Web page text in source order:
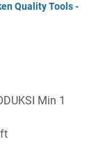
Quality Tools -
Min 1